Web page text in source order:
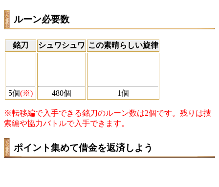
ルーン必要数
銘刀 シュワシュワ この素晴らしい旋律
5個(※) 480個 1個
※転移編で入手できる銘刀のルーン数は2個です。残りは捜
索編や協力バトルで入手できます。
ポイント集めて借金を返済しよう